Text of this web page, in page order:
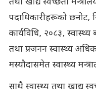
पदाधिकारीहरूको छनोट,
कार्यविधि, २०८३,
तथा प्रजनन स्वास्थ्य
मस्यौदासमेत स्वास्थ्य
साथै स्वास्थ्य तथा खाद्य